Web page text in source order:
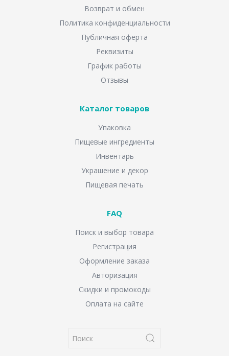
Возврат и обмен
Политика конфиденциальности
Публичная оферта
Реквизиты
График работы
Отзывы
Каталог товаров
Упаковка
Пищевые ингредиенты
Инвентарь
Украшение и декор
Пищевая печать
FAQ
Поиск и выбор товара
Регистрация
Оформление заказа
Авторизация
Скидки и промокоды
Оплата на сайте